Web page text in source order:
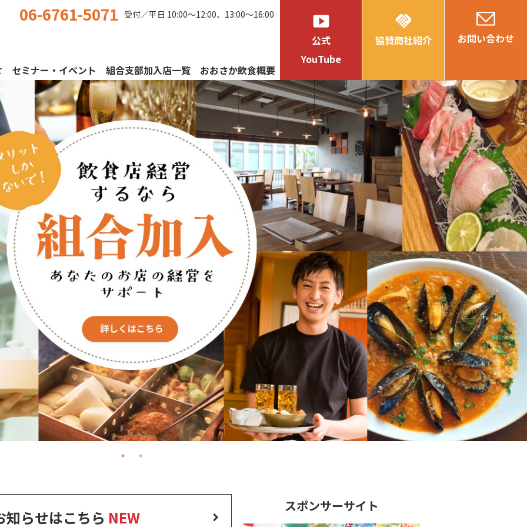
セミナー・イベント 組合支部加入店一覧 おおさか飲食概要
06-6761-5071 受付／平日 10:00〜12:00、13:00〜16:00 smart_display
公式
YouTube
handshake
協賛商社紹介 お問い合わせ
知らせはこちら NEW
スポンサーサイト